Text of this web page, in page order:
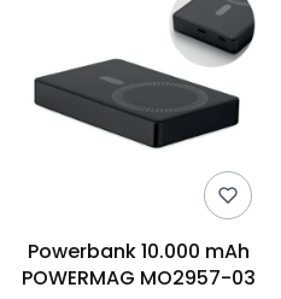
Powerbank 10.000 mAh
POWERMAG MO2957-03